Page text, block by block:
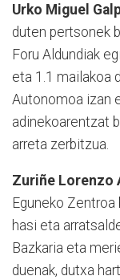
Urko Miguel
duten pertsonek
Foru Aldundiak
eta 1.1 mailakoa
Autonomoa izan
adinekoarentzat
arreta zerbitzua.
Zuriñe Lorenzo
Eguneko
hasi eta
Bazkaria eta
duenak, dutxa